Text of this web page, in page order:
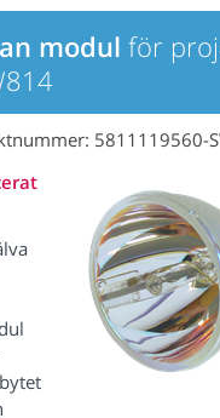
modul för
5811119560-